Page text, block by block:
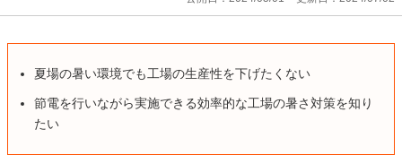
夏場の暑い環境でも工場の生産性を下げたくない
節電を行いながら実施できる効率的な工場の暑さ対策を知り
たい